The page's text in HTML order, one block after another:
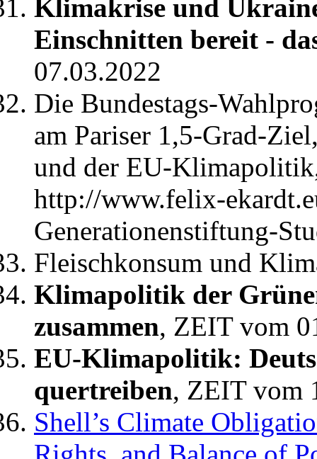
Klimakrise und
Einschnitten bereit -
07.03.2022
Die Bundestags-
am Pariser 1,5-Grad-
und der EU-
http://www.felix-
Generationenstiftung-
Fleischkonsum und
Klimapolitik der
zusammen, ZEIT vom
EU-Klimapolitik:
quertreiben, ZEIT vom
Shell’s Climate